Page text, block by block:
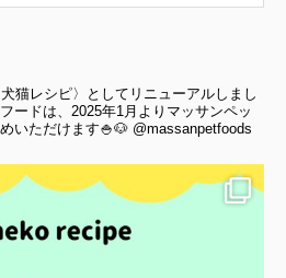
猫レシピ〉としてリニューアルしまし
ードは、2025年1月よりマッサンペッ
いただけます🍚🐶 @massanpetfoods